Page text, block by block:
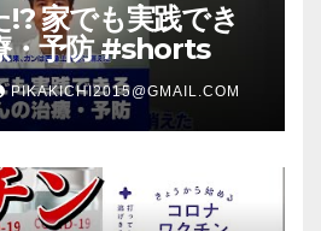
家でも実践でき
・予防 #shorts
PIKAKICHI2015@GMAIL.COM